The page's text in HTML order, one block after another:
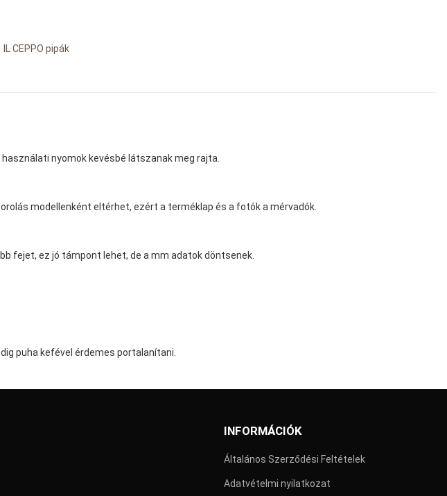
IL CEPPO pipák
nyomok kevésbé látszanak meg rajta.
modellenként eltérhet, ezért a terméklap és a fotók a mérvadók.
fejet, ez jó támpont lehet, de a mm adatok döntsenek.
puha kefével érdemes portalanítani.
INFORMÁCIÓK
Általános Szerződési Feltételek
Adatvételmi nyilatkozat